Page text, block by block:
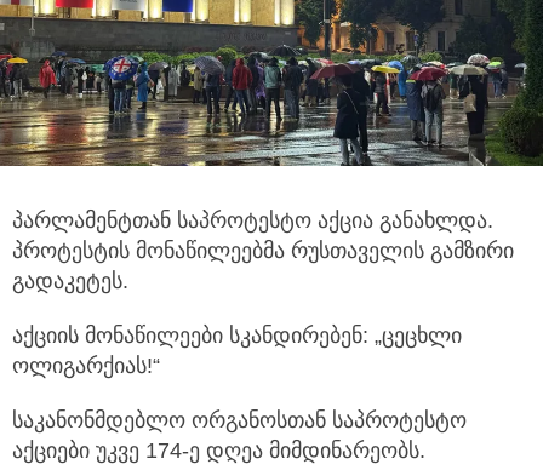
პარლამენტთან საპროტესტო აქცია განახლდა.
პროტესტის მონაწილეებმა რუსთაველის გამზირი
გადაკეტეს.
აქციის მონაწილეები სკანდირებენ: „ცეცხლი
ოლიგარქიას!“
საკანონმდებლო ორგანოსთან საპროტესტო
აქციები უკვე 174-ე დღეა მიმდინარეობს.